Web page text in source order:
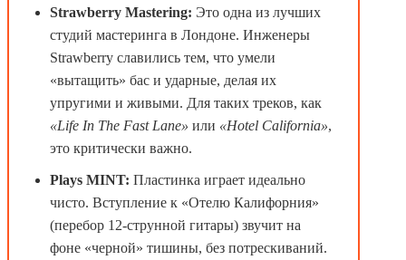
Strawberry Mastering: Это одна из лучших
студий мастеринга в Лондоне. Инженеры
Strawberry славились тем, что умели
«вытащить» бас и ударные, делая их
упругими и живыми. Для таких треков, как
«Life In The Fast Lane» или «Hotel California»,
это критически важно.
Plays MINT: Пластинка играет идеально
чисто. Вступление к «Отелю Калифорния»
(перебор 12-струнной гитары) звучит на
фоне «черной» тишины, без потрескиваний.